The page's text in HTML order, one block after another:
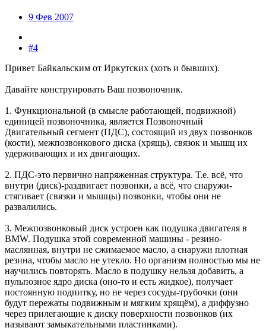
9 Фев 2007
#4
Привет Байкальским от Иркутских (хоть и бывших).
Давайте конструировать Ваш позвоночник.
1. Функциональной (в смысле работающей, подвижной)
единицей позвоночника, является Позвоночный
Двигательный сегмент (ПДС), состоящий из двух позвонков
(кости), межпозвонкового диска (хрящь), связок и мышц их
удерживающих и их двигающих.
2. ПДС-это первично напряженная структура. Т.е. всё, что
внутри (диск)-раздвигает позвонки, а всё, что снаружи-
стягивает (связки и мышцы) позвонки, чтобы они не
развалились.
3. Межпозвонковый диск устроен как подушка двигателя в
BMW. Подушка этой современной машины - резино-
маслянная, внутри не сжимаемое масло, а снаружи плотная
резина, чтобы масло не утекло. Но организм полностью мы не
научились повторять. Масло в подушку нельзя добавить, а
пульпозное ядро диска (оно-то и есть жидкое), получает
постоянную подпитку, но не через сосуды-трубочки (они
будут пережаты подвижным и мягким хрящём), а диффузно
через прилегающие к диску поверхности позвонков (их
называют замыкательными пластинками).